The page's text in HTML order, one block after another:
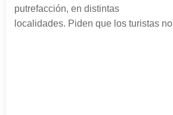
putrefacción, en distintas
localidades. Piden que los turistas